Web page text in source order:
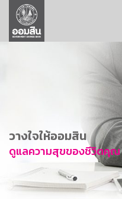
ลูกค้าธุรกิจ
ลูกค้าผู้ประกอบรายย่อย
การพัฒนาที่ยั่งยืน
ข่าวสาร
บริการทางการเงิน
อื่นๆ
วางใจให้ออมสิน
ดูแลความสุขของชีวิตคุณ